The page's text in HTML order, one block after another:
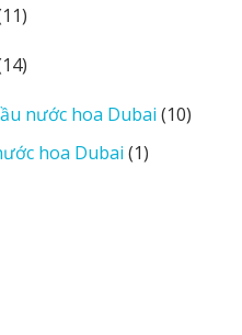
1111
phẩm
1414
phẩm
nước hoa Dubai 1010
hoa Dubai 11